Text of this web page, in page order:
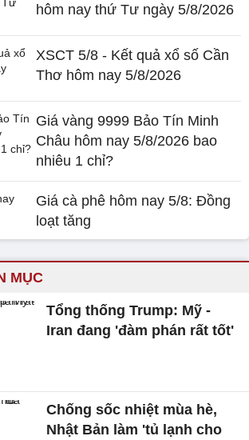
hôm nay thứ Tư ngày 5/8/2026
XSCT 5/8 - Kết quả xổ số Cần
Thơ hôm nay 5/8/2026
Giá vàng 9999 Bảo Tín Minh
Châu hôm nay 5/8/2026 bao
nhiêu 1 chỉ?
Giá cà phê hôm nay 5/8: Đồng
loạt tăng
MỤC
Tổng thống Trump: Mỹ -
Iran đang 'đàm phán rất tốt'
Chống sốc nhiệt mùa hè,
Nhật Bản làm 'tủ lạnh cho